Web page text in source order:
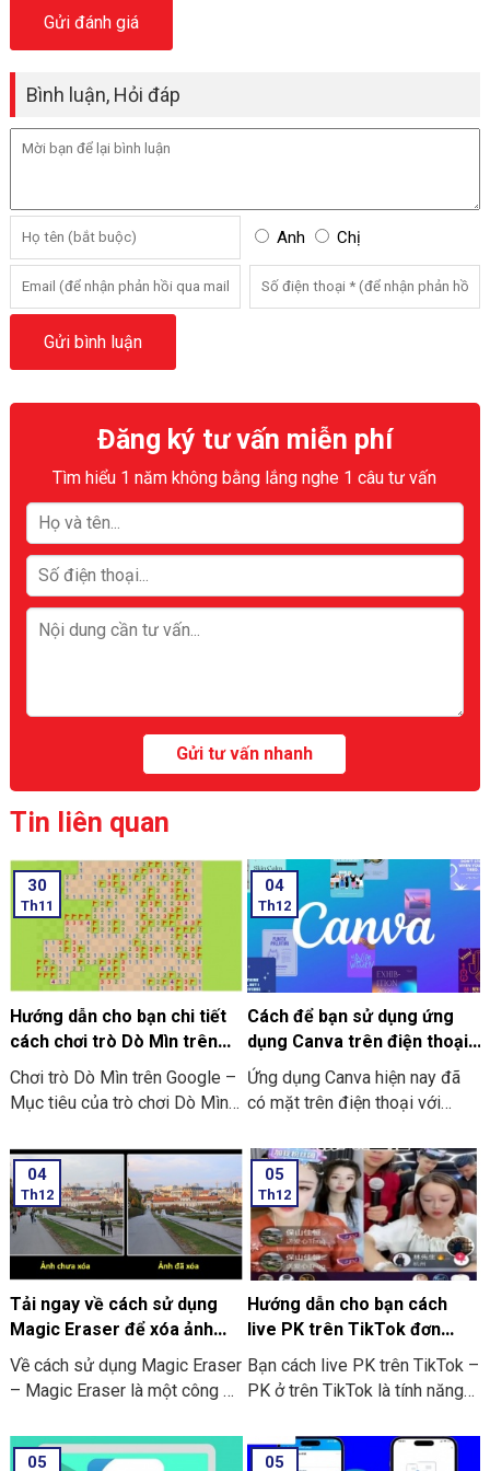
Bình luận, Hỏi đáp
Anh Chị
Đăng ký tư vấn miễn phí
Tìm hiểu 1 năm không bằng lắng nghe 1 câu tư vấn
Tin liên quan
30
Th11
Hướng dẫn cho bạn chi tiết
cách chơi trò Dò Mìn trên
Google
Chơi trò Dò Mìn trên Google –
Mục tiêu của trò chơi Dò Mìn
không chứa mìn. Nếu là bạn
mở phải ô chứa mìn thì bạn sẽ
là người thua cuộc. Ở dưới đây
là hướng dẫn chi tiết về cách
chơi trò chơi này:
04
Th12
Cách để bạn sử dụng ứng
dụng Canva trên điện thoại
chi tiết có làm mẫu
Ứng dụng Canva hiện nay đã
có mặt trên điện thoại với
đơn giản, tiện lợi hơn. Nó giúp
bạn không những dễ dàng thao
tác và chỉnh sửa. Mà còn thiết
kế các hình ảnh tại bất cứ đâu.
Bạn có thể tham khảo cách sử
dụng Canva ở trên điện thoại
ngay dưới đây.
04
Th12
Tải ngay về cách sử dụng
Magic Eraser để xóa ảnh
trên điện thoại
Về cách sử dụng Magic Eraser
– Magic Eraser là một công cụ
Google Photos. Với chức năng
này được hoạt động tương tự
05
Th12
Hướng dẫn cho bạn cách
live PK trên TikTok đơn
giản, hiệu quả
Bạn cách live PK trên TikTok –
PK ở trên TikTok là tính năng
livestream đối đầu nhau xem
ai được nhiều lượt like hơn và
05 05